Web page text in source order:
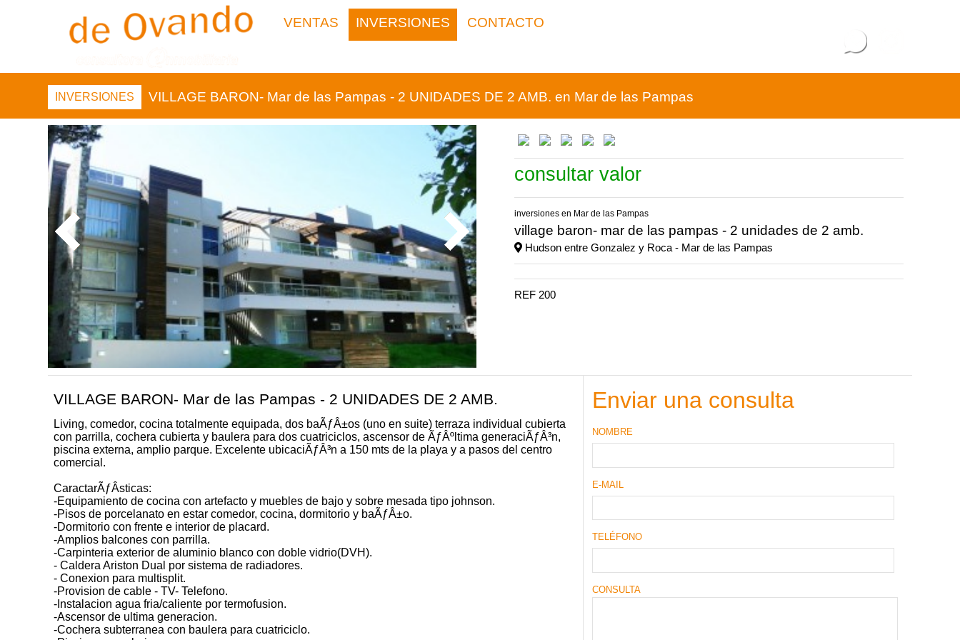
VENTAS INVERSIONES CONTACTO
INVERSIONES VILLAGE BARON- Mar de las Pampas - 2 UNIDADES DE 2 AMB. en Mar de las Pampas
consultar valor
inversiones en Mar de las Pampas
village baron- mar de las pampas - 2 unidades de 2 amb.
Hudson entre Gonzalez y Roca - Mar de las Pampas
REF 200
VILLAGE BARON- Mar de las Pampas - 2 UNIDADES DE 2 AMB.
Living, comedor, cocina totalmente equipada, dos baÃƒÂ±os (uno en suite) terraza individual cubierta
con parrilla, cochera cubierta y baulera para dos cuatriciclos, ascensor de ÃƒÂºltima generaciÃƒÂ³n,
piscina externa, amplio parque. Excelente ubicaciÃƒÂ³n a 150 mts de la playa y a pasos del centro
comercial.
CaractarÃƒÂ­sticas:
-Equipamiento de cocina con artefacto y muebles de bajo y sobre mesada tipo johnson.
-Pisos de porcelanato en estar comedor, cocina, dormitorio y baÃƒÂ±o.
-Dormitorio con frente e interior de placard.
-Amplios balcones con parrilla.
-Carpinteria exterior de aluminio blanco con doble vidrio(DVH).
- Caldera Ariston Dual por sistema de radiadores.
- Conexion para multisplit.
-Provision de cable - TV- Telefono.
-Instalacion agua fria/caliente por termofusion.
-Ascensor de ultima generacion.
-Cochera subterranea con baulera para cuatriciclo.
Enviar una consulta
NOMBRE
E-MAIL
TELÉFONO
CONSULTA